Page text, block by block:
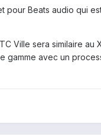
Beats audio qui
Ville sera similaire au
gamme avec un